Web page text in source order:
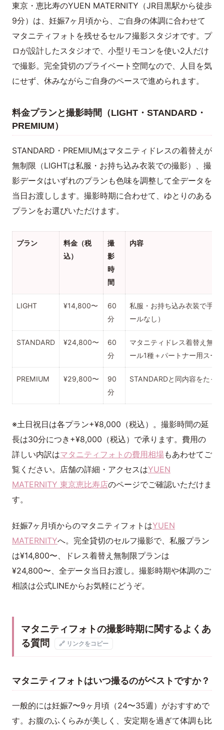
東京・恵比寿のYUEN MATERNITY（JR目黒駅から徒歩
9分）は、妊娠7ヶ月頃から、ご自身の体調に合わせて
マタニティフォトを残せるセルフ撮影スタジオです。プ
ロが設計したスタジオで、小型リモコンを使い2人だけ
で撮影。完全貸切のプライベート空間なので、人目を気
にせず、休みながらご自身のペースで進められます。
料金プランと撮影時間（LIGHT・STANDARD・
PREMIUM）
STANDARD・PREMIUMはマタニティドレスの着替えが
無制限（LIGHTは私服・お持ち込み衣装での撮影）、撮
影データはいずれのプランも色味を調整して全データを
当日お渡しします。撮影時期に合わせて、ゆとりのある
プランをお選びいただけます。
プラン
料金（税
込）
撮
影
時
間
内容
LIGHT ¥14,800〜
60
分
私服・お持ち込み衣装で手軽
ールなし）
STANDARD ¥24,800〜
60
分
マタニティドレス着替え無制
ール1種＋パートナー用スー
PREMIUM ¥29,800〜
90
分
STANDARDと同内容をたっ
※土日祝日は各プラン+¥8,000（税込）。撮影時間の延
長は30分につき+¥8,000（税込）で承ります。費用の
詳しい内訳はマタニティフォトの費用相場もあわせてご
覧ください。店舗の詳細・アクセスはYUEN
MATERNITY 東京恵比寿店のページでご確認いただけま
す。
妊娠7ヶ月頃からのマタニティフォトはYUEN
MATERNITYへ。完全貸切のセルフ撮影で、私服プラン
は¥14,800〜、ドレス着替え無制限プランは
¥24,800〜、全データ当日お渡し。撮影時期や体調のご
相談は公式LINEからお気軽にどうぞ。
マタニティフォトの撮影時期に関するよくあ
る質問
🔗 リンクをコピー
マタニティフォトはいつ撮るのがベストですか？
一般的には妊娠7〜9ヶ月頃（24〜35週）がおすすめで
す。お腹のふくらみが美しく、安定期を過ぎて体調も比